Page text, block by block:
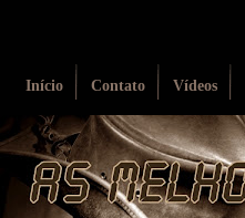
Início Contato Vídeos